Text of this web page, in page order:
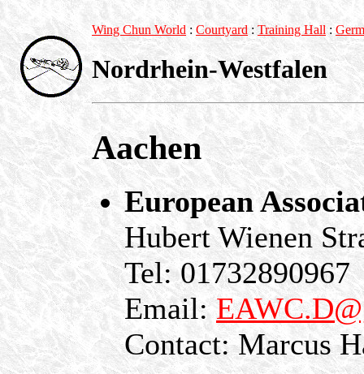
Wing Chun World : Courtyard:Training Hall :
Nordrhein-Westfalen
Aachen
European
Hubert Wienen
Tel: 01732890967
Email:
Contact: Marcus